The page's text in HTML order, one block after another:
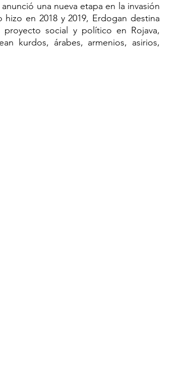
una nueva etapa en la invasión
en 2018 y 2019, Erdogan destina
social y político en Rojava,
kurdos, árabes, armenios, asirios,